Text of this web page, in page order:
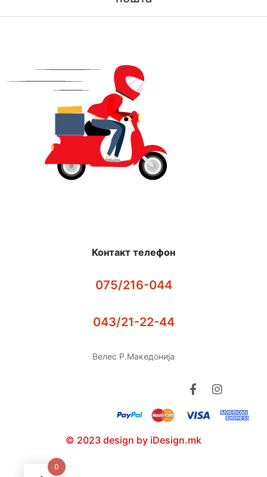
Контакт телефон
075/216-044
043/21-22-44
Велес Р.Македонија
© 2023 design by iDesign.mk
0